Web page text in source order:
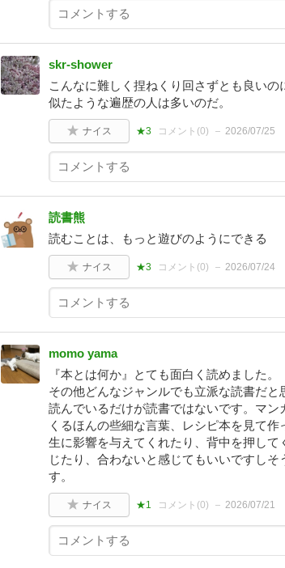
skr-shower
こんなに難しく捏ねくり回さずとも良いの
似たような遍歴の人は多いのだ。
ナイス ★3 コメント(0) 2026/07/25
読書熊
読むことは、もっと遊びのようにできる
ナイス ★3 コメント(0) 2026/07/24
momo yama
『本とは何か』とても面白く読めました
その他どんなジャンルでも立派な読書だ
読んでいるだけが読書ではないです。マ
くるほんの些細な言葉、レシピ本を見て
生に影響を与えてくれたり、背中を押し
じたり、合わないと感じてもいいですし
す。
ナイス ★1 コメント(0) 2026/07/21